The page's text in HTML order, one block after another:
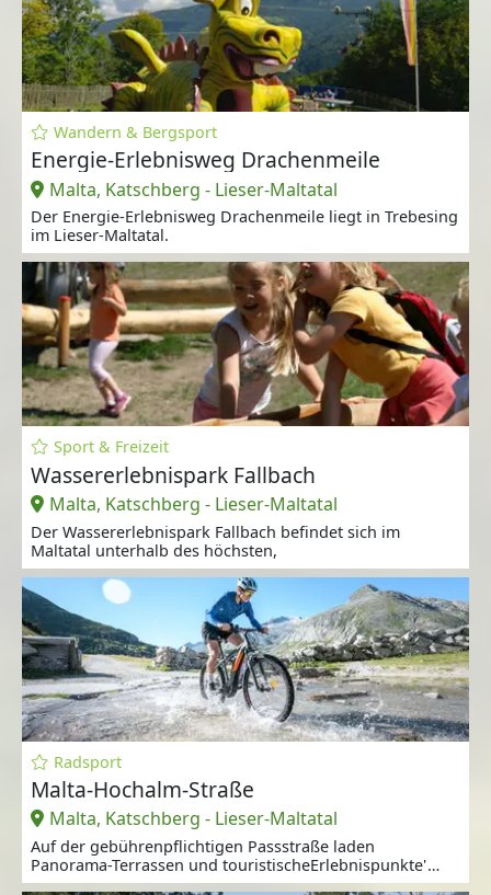
Wandern & Bergsport
Energie-Erlebnisweg Drachenmeile
Malta, Katschberg - Lieser-Maltatal
Der Energie-Erlebnisweg Drachenmeile liegt in Trebesing
im Lieser-Maltatal.
Sport & Freizeit
Wassererlebnispark Fallbach
Malta, Katschberg - Lieser-Maltatal
Der Wassererlebnispark Fallbach befindet sich im
Maltatal unterhalb des höchsten,
Radsport
Malta-Hochalm-Straße
Malta, Katschberg - Lieser-Maltatal
Auf der gebührenpflichtigen Passstraße laden
Panorama-Terrassen und touristischeErlebnispunkte'
zum